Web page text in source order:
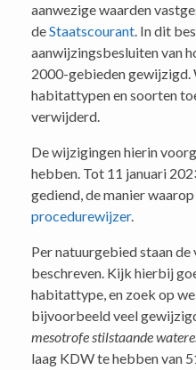
aanwezige waarden
deStaatscourant. In dit
aanwijzingsbesluiten van
2000-gebieden gewijzigd.
habitattypen en soorten
verwijderd.
De wijzigingen hierin
hebben. Tot 11 januari
gediend, de manier
procedurewijzer.
Per natuurgebied staan
beschreven. Kijk hierbij
habitattype, en zoek op
bijvoorbeeld veel
mesotrofe stilstaande
laag KDW te hebben van